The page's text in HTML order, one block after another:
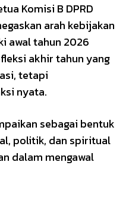
Komisi B DPRD
arah kebijakan
awal tahun 2026
akhir tahun yang
tetapi
nyata.
sebagai bentuk
politik, dan spiritual
dalam mengawal